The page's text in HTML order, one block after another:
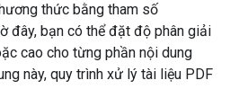
thức bằng tham số
đây, bạn có thể đặt độ phân giải
cao cho từng phần nội dung
này, quy trình xử lý tài liệu PDF